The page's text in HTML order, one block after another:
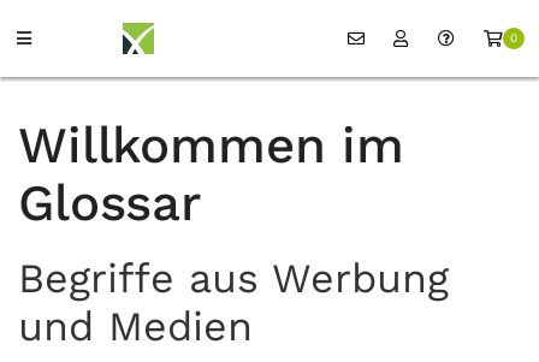
0
Willkommen im
Glossar
Begriffe aus Werbung
und Medien